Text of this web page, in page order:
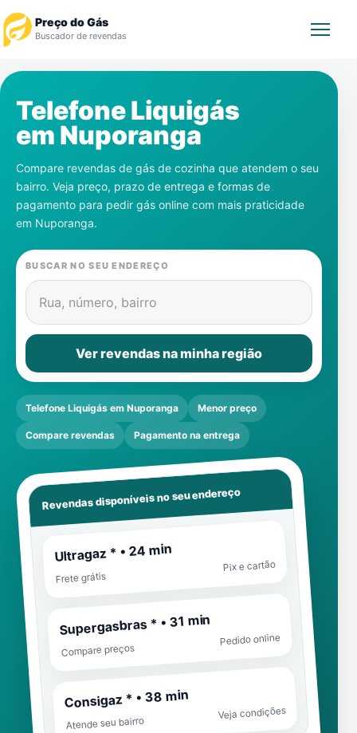
Preço do Gás
Buscador de revendas
Revendedor
Notícias
Cadastre-se
Gás
Contatos
Telefone Liquigás
em Nuporanga
Compare revendas de gás de cozinha que atendem o seu
bairro. Veja preço, prazo de entrega e formas de
pagamento para pedir gás online com mais praticidade
em Nuporanga.
BUSCAR NO SEU ENDEREÇO
Rua, número, bairro
Ver revendas na minha região
Telefone Liquigás em Nuporanga Menor preço
Compare revendas Pagamento na entrega
Revendas disponíveis no seu endereço
Ultragaz * • 24 min
Frete grátis
Pix e cartão
Supergasbras * • 31 min
Compare preços
Pedido online
Consigaz * • 38 min
Atende seu bairro
Veja condições